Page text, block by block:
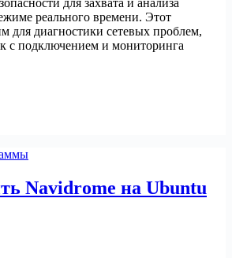
для захвата и анализа
реального времени. Этот
для диагностики сетевых проблем,
с подключением и мониторинга
Navidrome на Ubuntu